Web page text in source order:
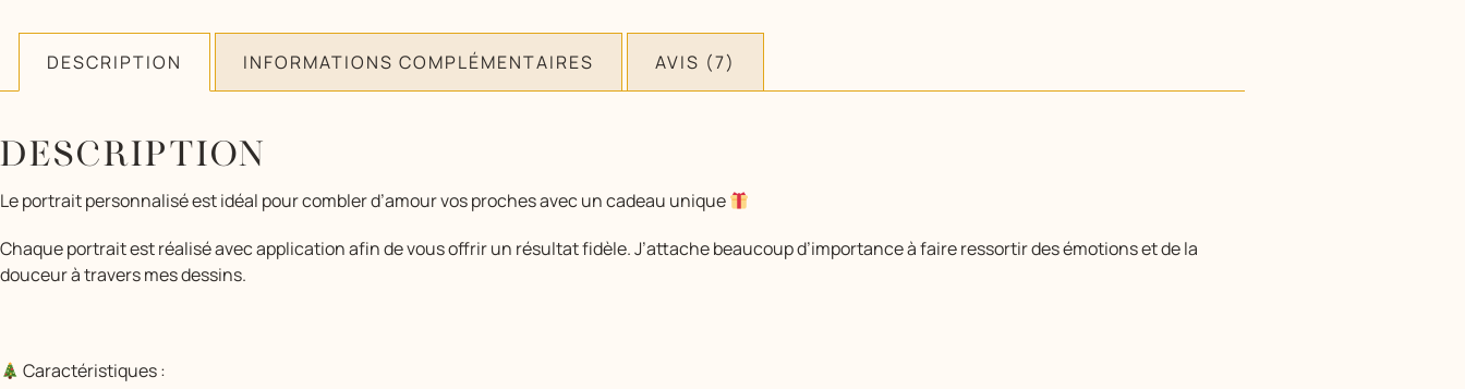
DESCRIPTION INFORMATIONS COMPLÉMENTAIRES AVIS (7)
DESCRIPTION
Le portrait personnalisé est idéal pour combler d’amour vos proches avec un cadeau unique
Chaque portrait est réalisé avec application afin de vous offrir un résultat fidèle. J’attache beaucoup d’importance à faire ressortir des émotions et de la
douceur à travers mes dessins.
Caractéristiques :